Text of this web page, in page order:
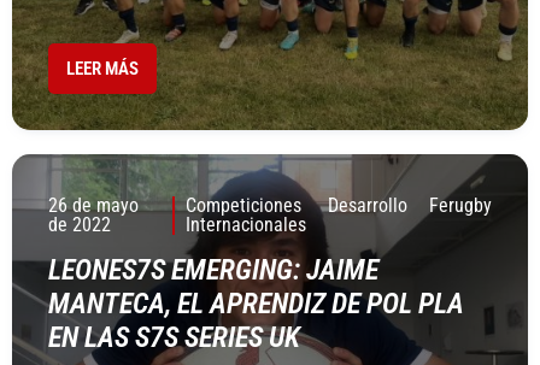
LEER MÁS
26 de mayo
de 2022
Competiciones
Internacionales
Desarrollo Ferugby
LEONES7S EMERGING: JAIME
MANTECA, EL APRENDIZ DE POL PLA
EN LAS S7S SERIES UK